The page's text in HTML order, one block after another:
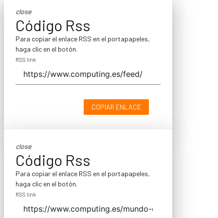
close
Código Rss
Para copiar el enlace RSS en el portapapeles,
haga clic en el botón.
RSS link
COPIAR ENLACE
close
Código Rss
Para copiar el enlace RSS en el portapapeles,
haga clic en el botón.
RSS link